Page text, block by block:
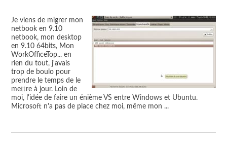
Je viens de migrer mon
netbook en 9.10
netbook, mon desktop
en 9.10 64bits, Mon
WorkOfficeTop... en
rien du tout, j'avais
trop de boulo pour
prendre le temps de le
mettre à jour. Loin de
moi, l'idée de faire un énième VS entre Windows et Ubuntu.
Microsoft n'a pas de place chez moi, même mon ...